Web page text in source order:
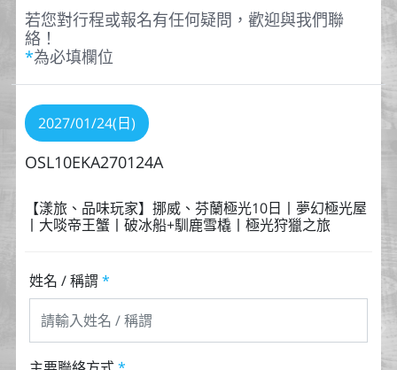
若您對行程或報名有任何疑問，歡迎與我們聯
絡！
*為必填欄位
2027/01/24(日)
OSL10EKA270124A
【漾旅、品味玩家】挪威、芬蘭極光10日丨夢幻極光屋
丨大啖帝王蟹丨破冰船+馴鹿雪橇丨極光狩獵之旅
姓名 / 稱謂 *